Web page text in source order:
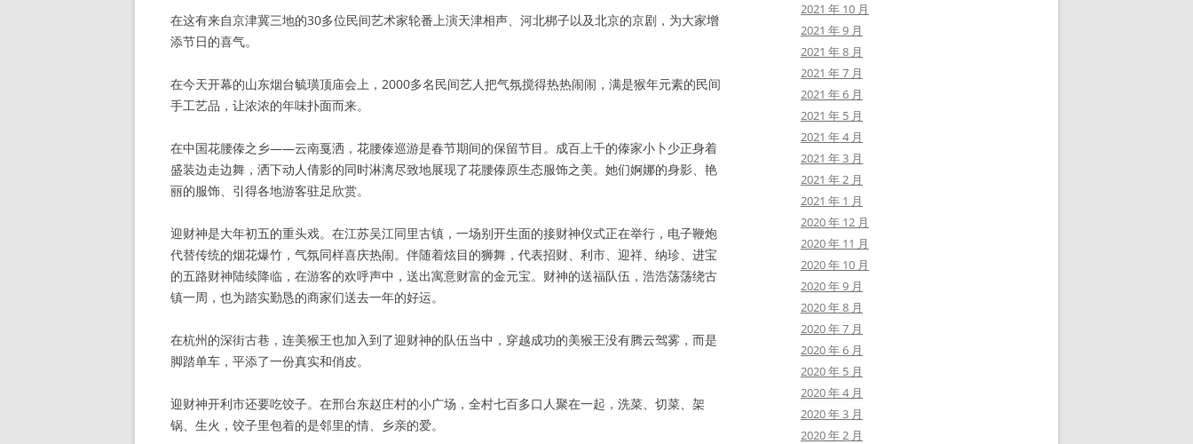
在这有来自京津冀三地的30多位民间艺术家轮番上演天津相声、河北梆子以及北京的京剧，为大家增
添节日的喜气。
在今天开幕的山东烟台毓璜顶庙会上，2000多名民间艺人把气氛搅得热热闹闹，满是猴年元素的民间
手工艺品，让浓浓的年味扑面而来。
在中国花腰傣之乡——云南戛洒，花腰傣巡游是春节期间的保留节目。成百上千的傣家小卜少正身着
盛装边走边舞，洒下动人倩影的同时淋漓尽致地展现了花腰傣原生态服饰之美。她们婀娜的身影、艳
丽的服饰、引得各地游客驻足欣赏。
迎财神是大年初五的重头戏。在江苏吴江同里古镇，一场别开生面的接财神仪式正在举行，电子鞭炮
代替传统的烟花爆竹，气氛同样喜庆热闹。伴随着炫目的狮舞，代表招财、利市、迎祥、纳珍、进宝
的五路财神陆续降临，在游客的欢呼声中，送出寓意财富的金元宝。财神的送福队伍，浩浩荡荡绕古
镇一周，也为踏实勤恳的商家们送去一年的好运。
在杭州的深街古巷，连美猴王也加入到了迎财神的队伍当中，穿越成功的美猴王没有腾云驾雾，而是
脚踏单车，平添了一份真实和俏皮。
迎财神开利市还要吃饺子。在邢台东赵庄村的小广场，全村七百多口人聚在一起，洗菜、切菜、架
锅、生火，饺子里包着的是邻里的情、乡亲的爱。
2021 年 10 月
2021 年 9 月
2021 年 8 月
2021 年 7 月
2021 年 6 月
2021 年 5 月
2021 年 4 月
2021 年 3 月
2021 年 2 月
2021 年 1 月
2020 年 12 月
2020 年 11 月
2020 年 10 月
2020 年 9 月
2020 年 8 月
2020 年 7 月
2020 年 6 月
2020 年 5 月
2020 年 4 月
2020 年 3 月
2020 年 2 月